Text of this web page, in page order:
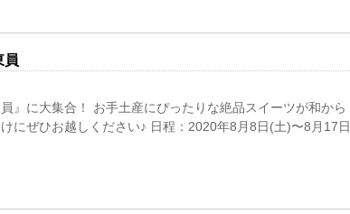
員
』に大集合！ お手土産にぴったりな絶品スイーツが和から
にぜひお越しください♪ 日程：2020年8月8日(土)〜8月17日